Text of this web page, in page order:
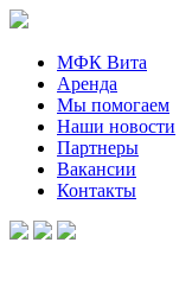
МФК Вита
Аренда
Мы помогаем
Наши новости
Партнеры
Вакансии
Контакты